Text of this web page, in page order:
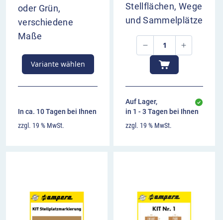
oder Grün,
verschiedene
Maße
Variante wählen
In ca. 10 Tagen bei Ihnen
zzgl. 19 % MwSt.
Stellflächen, Wege
und Sammelplätze
Auf Lager,
in 1 - 3 Tagen bei Ihnen
zzgl. 19 % MwSt.